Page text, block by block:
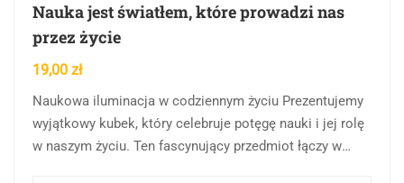
Nauka jest światłem, które prowadzi nas
przez życie
19,00 zł
Naukowa iluminacja w codziennym życiu Prezentujemy
wyjątkowy kubek, który celebruje potęgę nauki i jej rolę
w naszym życiu. Ten fascynujący przedmiot łączy w